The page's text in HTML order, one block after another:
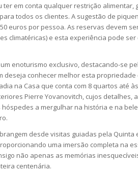
ter em conta qualquer restrição
todos os clientes. A sugestão de
euros por pessoa. As reservas devem
climatéricas) e esta experiência pode
enoturismo exclusivo, destacando-se
deseja conhecer melhor esta
na Casa que conta com 8 quartos até
Pierre Yovanovitch, cujos detalhes,
a mergulhar na história e na
desde visitas guiadas pela
uma imersão completa na
não apenas as memórias
centenária.